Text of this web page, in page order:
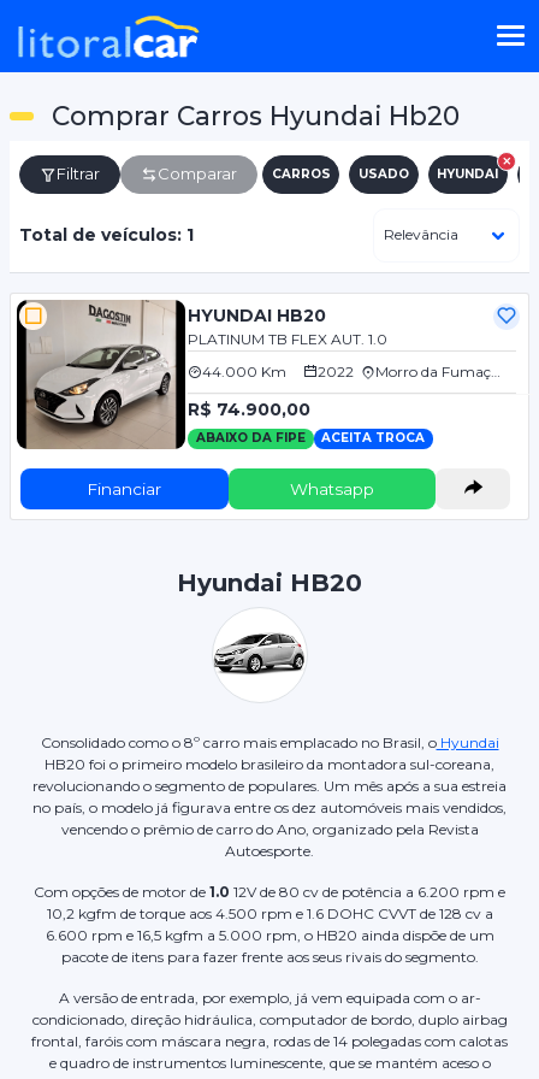
Comprar Carros Hyundai Hb20
Filtrar Comparar CARROS USADO HYUNDAI
Total de veículos: 1
HYUNDAI HB20
PLATINUM TB FLEX AUT. 1.0
44.000 Km
2022 Morro da Fumaça/SC
R$ 74.900,00
ABAIXO DA FIPE ACEITA TROCA
Financiar Whatsapp
Hyundai HB20
Consolidado como o 8º carro mais emplacado no Brasil, oHyundai
HB20 foi o primeiro modelo brasileiro da montadora sul-coreana,
revolucionando o segmento de populares. Um mês após a sua estreia
no país, o modelo já figurava entre os dez automóveis mais vendidos,
vencendo o prêmio de carro do Ano, organizado pela Revista
Autoesporte.
Com opções de motor de 1.0 12V de 80 cv de potência a 6.200 rpm e
10,2 kgfm de torque aos 4.500 rpm e 1.6 DOHC CVVT de 128 cv a
6.600 rpm e 16,5 kgfm a 5.000 rpm, o HB20 ainda dispõe de um
pacote de itens para fazer frente aos seus rivais do segmento.
A versão de entrada, por exemplo, já vem equipada com o ar-
condicionado, direção hidráulica, computador de bordo, duplo airbag
frontal, faróis com máscara negra, rodas de 14 polegadas com calotas
e quadro de instrumentos luminescente, que se mantém aceso o